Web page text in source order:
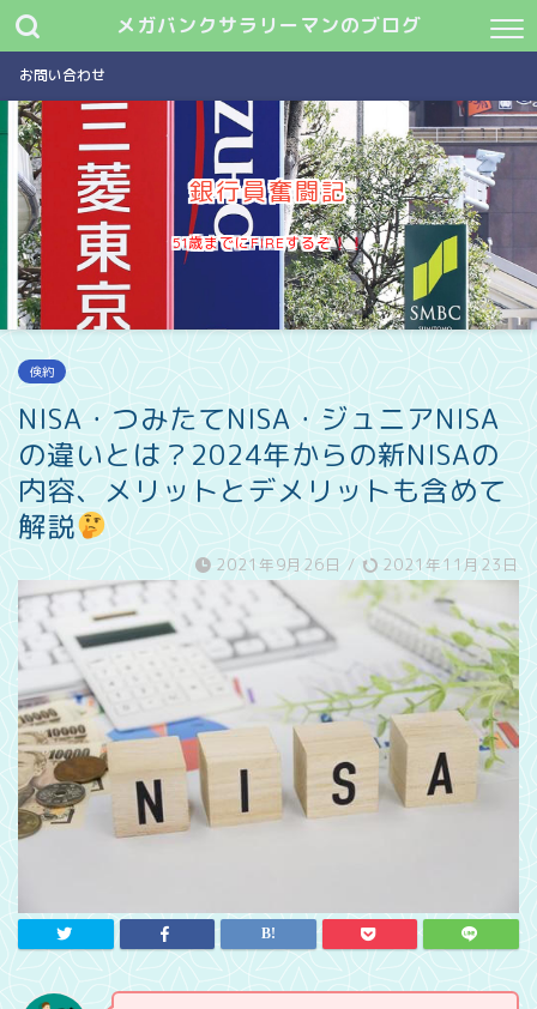
メガバンクサラリーマンのブログ
お問い合わせ
銀行員奮闘記
51歳までにFIREするぞ
倹約
NISA・つみたてNISA・ジュニアNISA
の違いとは？2024年からの新NISAの
内容、メリットとデメリットも含めて
解説
2021年9月26日 / 2021年11月23日